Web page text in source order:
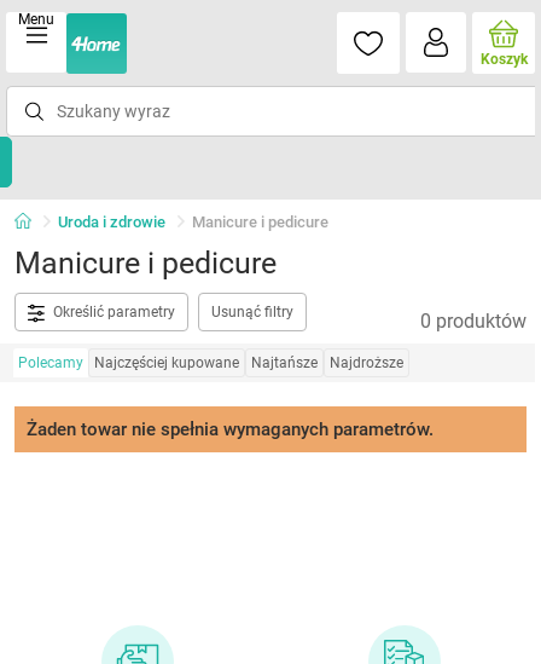
Menu
Koszyk
Uroda i zdrowie Manicure i pedicure
Manicure i pedicure
Określić parametry Usunąć filtry 0 produktów
Polecamy Najczęściej kupowane Najtańsze Najdroższe
Żaden towar nie spełnia wymaganych parametrów.